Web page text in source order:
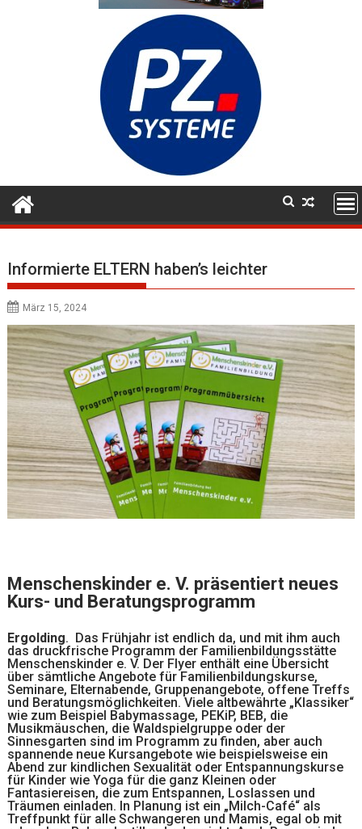
Informierte ELTERN haben’s leichter
März 15, 2024
Menschenskinder e. V. präsentiert neues
Kurs- und Beratungsprogramm
Ergolding. Das Frühjahr ist endlich da, und mit ihm auch
das druckfrische Programm der Familienbildungsstätte
Menschenskinder e. V. Der Flyer enthält eine Übersicht
über sämtliche Angebote für Familienbildungskurse,
Seminare, Elternabende, Gruppenangebote, offene Treffs
und Beratungsmöglichkeiten. Viele altbewährte „Klassiker“
wie zum Beispiel Babymassage, PEKiP, BEB, die
Musikmäuschen, die Waldspielgruppe oder der
Sinnesgarten sind im Programm zu finden, aber auch
spannende neue Kursangebote wie beispielsweise ein
Abend zur kindlichen Sexualität oder Entspannungskurse
für Kinder wie Yoga für die ganz Kleinen oder
Fantasiereisen, die zum Entspannen, Loslassen und
Träumen einladen. In Planung ist ein „Milch-Café“ als
Treffpunkt für alle Schwangeren und Mamis, egal ob mit